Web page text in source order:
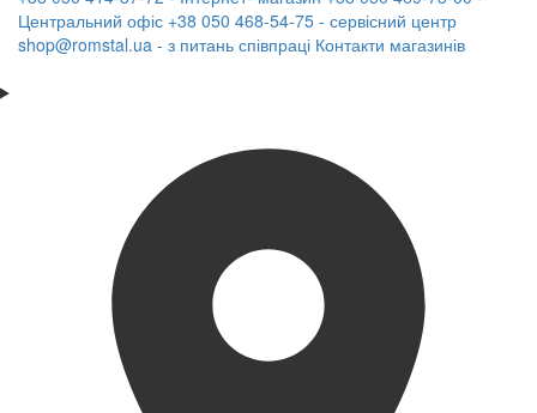
Центральний офіс +38 050 468-54-75 - сервісний центр
shop@romstal.ua - з питань співпраці Контакти магазинів